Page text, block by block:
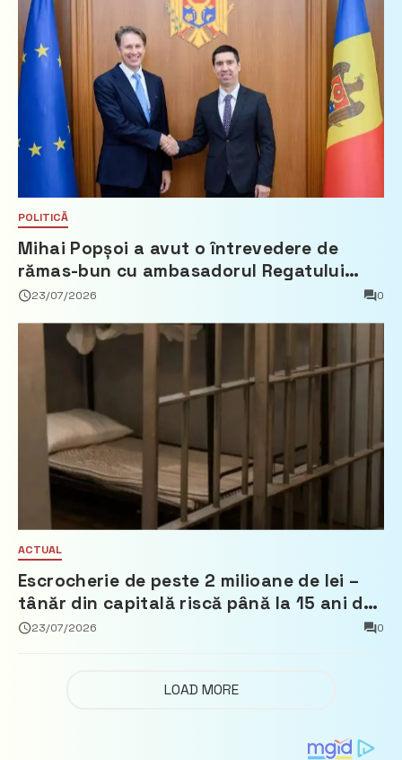
POLITICĂ
Mihai Popșoi a avut o întrevedere de
rămas-bun cu ambasadorul Regatului
Țărilor de Jos, Fred Duijn
23/07/2026 0
ACTUAL
Escrocherie de peste 2 milioane de lei –
tânăr din capitală riscă până la 15 ani de
închisoare
23/07/2026 0
LOAD MORE